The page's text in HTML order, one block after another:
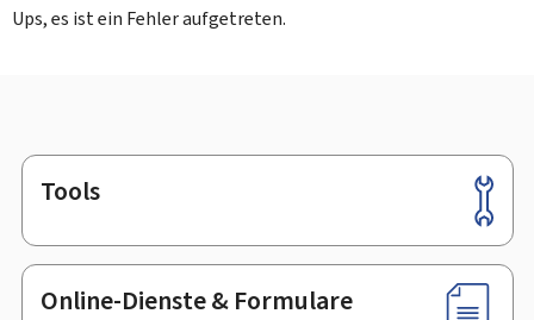
Ups, es ist ein Fehler aufgetreten.
Footer
Tools
Online-Dienste & Formulare